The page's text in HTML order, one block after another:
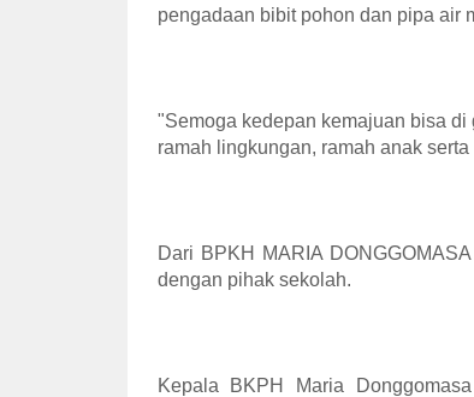
pengadaan bibit pohon dan pipa air
"Semoga kedepan kemajuan bisa
ramah lingkungan, ramah anak
Dari BPKH MARIA
dengan pihak sekolah.
Kepala BKPH Maria